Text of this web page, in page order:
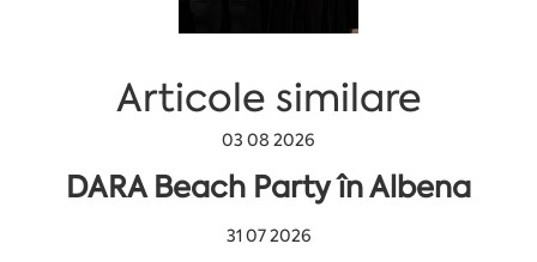
Articole similare
03 08 2026
DARA Beach Party în Albena
31 07 2026